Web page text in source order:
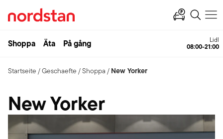
Shoppa Äta På gång Lidl
08:00-21:00
Startseite /Geschaefte /Shoppa / New Yorker
New Yorker